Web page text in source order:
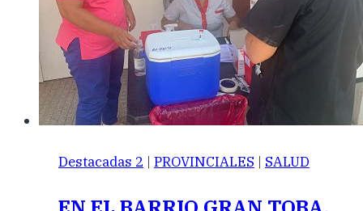
Destacadas 2 | PROVINCIALES | SALUD